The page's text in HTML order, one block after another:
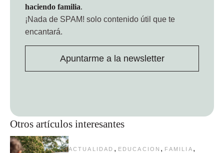
Otros artículos interesantes
ACTUALIDAD , EDUCACION , FAMILIA ,
haciendo familia.
¡Nada de SPAM! solo contenido útil que te
encantará.
Apuntarme a la newsletter